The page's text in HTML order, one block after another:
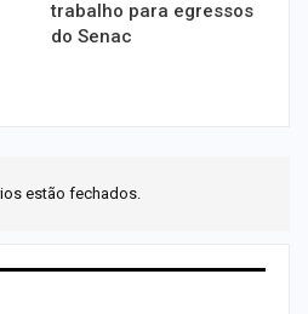
trabalho para egressos
do Senac
estão fechados.